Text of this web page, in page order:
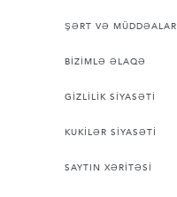
ŞƏRT VƏ MÜDDƏALAR
BİZİMLƏ ƏLAQƏ
GİZLİLİK SİYASƏTİ
KUKİLƏR SİYASƏTİ
SAYTIN XƏRİTƏSİ